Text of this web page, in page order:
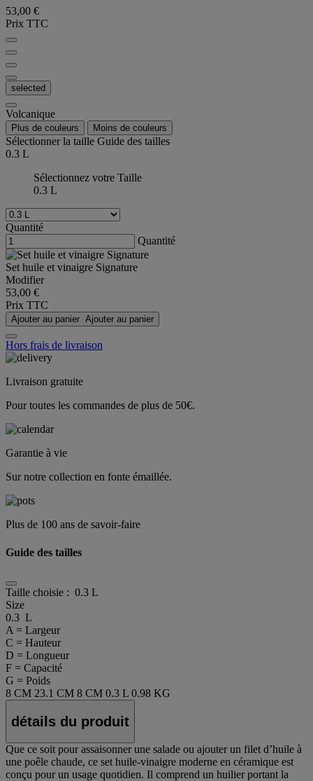
53,00 €
Prix TTC
selected
Volcanique
Plus de couleurs Moins de couleurs
Sélectionner la taille Guide des tailles
0.3 L
Sélectionnez votre Taille
0.3 L
Quantité
Quantité
Set huile et vinaigre Signature
Modifier
53,00 €
Prix TTC
Ajouter au panier Ajouter au panier
Hors frais de livraison
Livraison gratuite
Pour toutes les commandes de plus de 50€.
Garantie à vie
Sur notre collection en fonte émaillée.
Plus de 100 ans de savoir-faire
Guide des tailles
Taille choisie : 0.3 L
Size
0.3 L
A = Largeur
C = Hauteur
D = Longueur
F = Capacité
G = Poids
8 CM 23.1 CM 8 CM 0.3 L 0.98 KG
détails du produit
Que ce soit pour assaisonner une salade ou ajouter un filet d’huile à
une poêle chaude, ce set huile-vinaigre moderne en céramique est
conçu pour un usage quotidien. Il comprend un huilier portant la